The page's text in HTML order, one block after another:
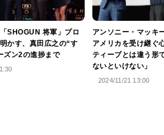
SHOGUN 将軍」プロ
かす、真田広之の“す
ズン2の進捗まで
アンソニー・マッキ
アメリカを受け継ぐ
ティーブとは違う形
ないといけない」
2024/11/21 13:00